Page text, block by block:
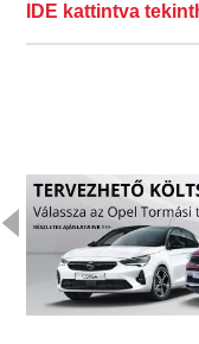
IDE kattintva